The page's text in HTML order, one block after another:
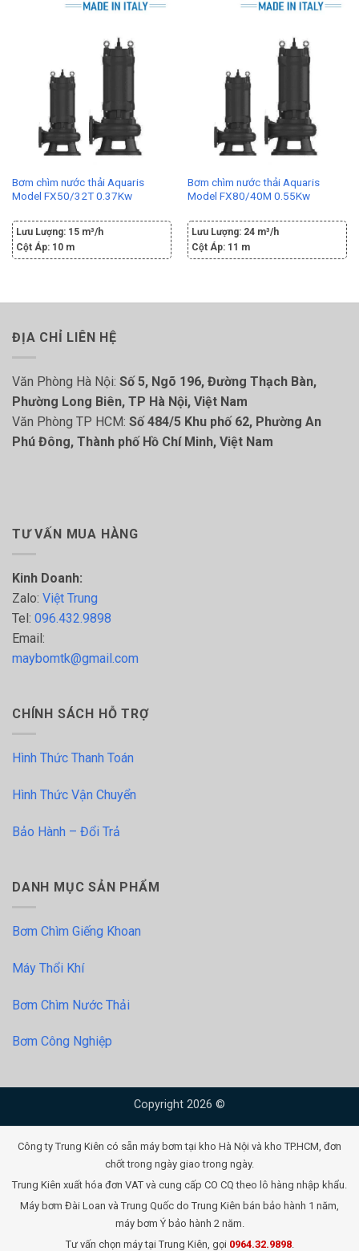
Bơm chìm nước thải Aquaris
Model FX50/32T 0.37Kw
Lưu Lượng: 15 m³/h
Cột Áp: 10 m
Bơm chìm nước thải Aquaris
Model FX80/40M 0.55Kw
Lưu Lượng: 24 m³/h
Cột Áp: 11 m
ĐỊA CHỈ LIÊN HỆ
Văn Phòng Hà Nội: Số 5, Ngõ 196, Đường Thạch Bàn,
Phường Long Biên, TP Hà Nội, Việt Nam
Văn Phòng TP HCM: Số 484/5 Khu phố 62, Phường An
Phú Đông, Thành phố Hồ Chí Minh, Việt Nam
TƯ VẤN MUA HÀNG
Kinh Doanh:
Zalo: Việt Trung
Tel: 096.432.9898
Email:
maybomtk@gmail.com
CHÍNH SÁCH HỖ TRỢ
Hình Thức Thanh Toán
Hình Thức Vận Chuyển
Bảo Hành – Đổi Trả
DANH MỤC SẢN PHẨM
Bơm Chìm Giếng Khoan
Máy Thổi Khí
Bơm Chìm Nước Thải
Bơm Công Nghiệp
Copyright 2026 ©
Công ty Trung Kiên có sẵn máy bơm tại kho Hà Nội và kho TP.HCM, đơn
chốt trong ngày giao trong ngày.
Trung Kiên xuất hóa đơn VAT và cung cấp CO CQ theo lô hàng nhập khẩu.
Máy bơm Đài Loan và Trung Quốc do Trung Kiên bán bảo hành 1 năm,
máy bơm Ý bảo hành 2 năm.
Tư vấn chọn máy tại Trung Kiên, gọi 0964.32.9898.